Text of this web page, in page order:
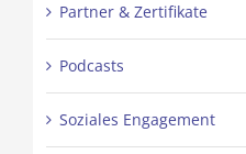
Partner & Zertifikate
Podcasts
Soziales Engagement